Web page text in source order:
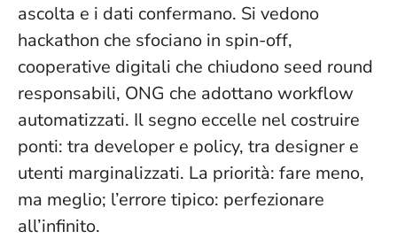
ascolta e i dati confermano. Si vedono
hackathon che sfociano in spin-off,
cooperative digitali che chiudono seed round
responsabili, ONG che adottano workflow
automatizzati. Il segno eccelle nel costruire
ponti: tra developer e policy, tra designer e
utenti marginalizzati. La priorità: fare meno,
ma meglio; l’errore tipico: perfezionare
all’infinito.